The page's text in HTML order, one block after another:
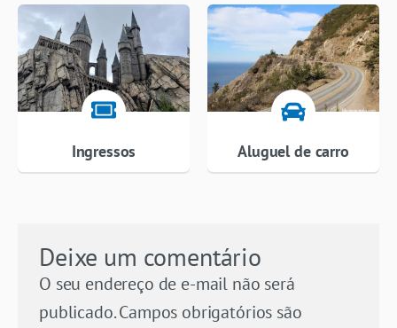
Ingressos Aluguel de carro
Deixe um comentário
O seu endereço de e-mail não será
publicado. Campos obrigatórios são